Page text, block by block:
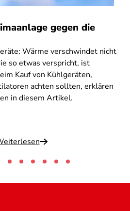
gegen die
Wärme verschwindet nicht
so etwas verspricht, ist
Kauf von Kühlgeräten,
achten sollten, erklären
in diesem Artikel.